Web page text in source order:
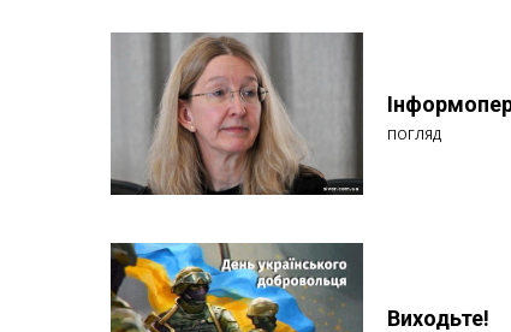
ПОГЛЯД
Виходьте!